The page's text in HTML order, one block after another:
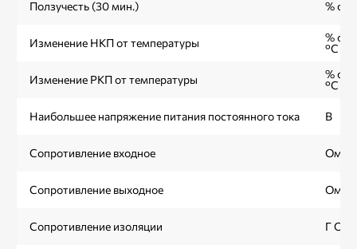
Ползучесть (30 мин.) % от
Изменение НКП от температуры
% от
°С
Изменение РКП от температуры
% от
°С
Наибольшее напряжение питания постоянного тока В
Сопротивление входное Ом
Сопротивление выходное Ом
Сопротивление изоляции Г Ом